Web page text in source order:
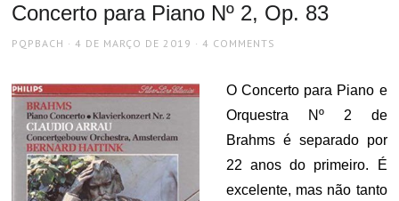
Concerto para Piano Nº 2, Op. 83
AUTHOR
PQPBACH
POSTED
4 DE MARÇO DE 2019 4 COMMENTS
O Concerto para Piano e
Orquestra Nº 2 de
Brahms é separado por
22 anos do primeiro. É
excelente, mas não tanto